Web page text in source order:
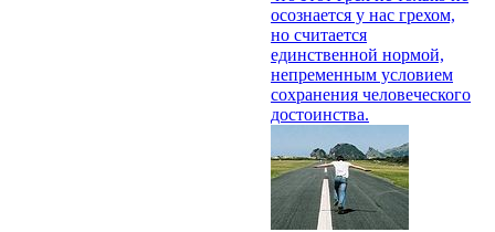
осознается у нас грехом,
но считается
единственной нормой,
непременным условием
сохранения человеческого
достоинства.